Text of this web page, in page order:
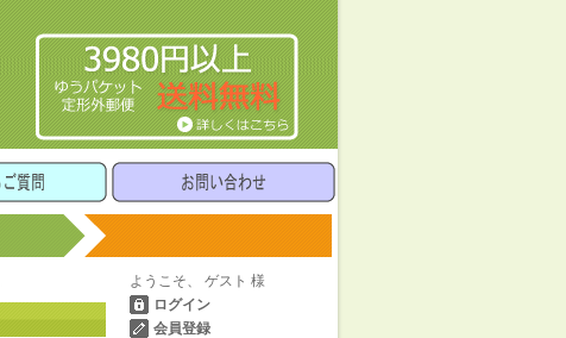
ようこそ、 ゲスト 様
ログイン
会員登録